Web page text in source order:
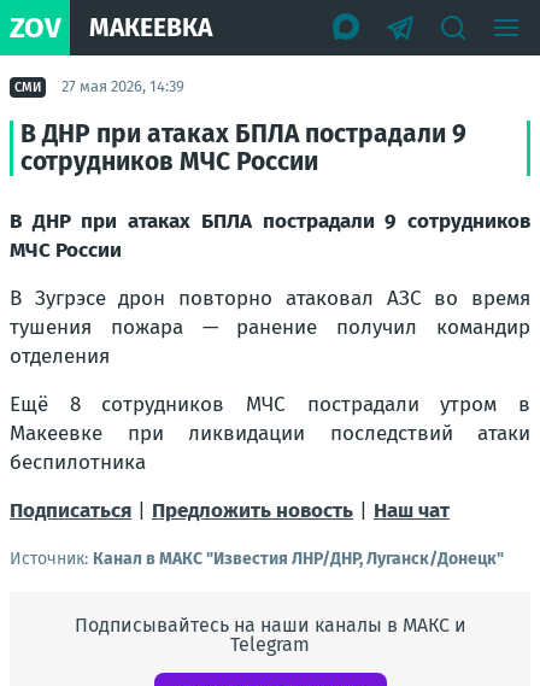
ZOV МАКЕЕВКА
СМИ 27 мая 2026, 14:39
В ДНР при атаках БПЛА пострадали 9
сотрудников МЧС России
В ДНР при атаках БПЛА пострадали 9 сотрудников
МЧС России
В Зугрэсе дрон повторно атаковал АЗС во время
тушения пожара — ранение получил командир
отделения
Ещё 8 сотрудников МЧС пострадали утром в
Макеевке при ликвидации последствий атаки
беспилотника
Подписаться
Предложить новость Наш чат
Источник: Канал в МАКС "Известия ЛНР/ДНР, Луганск/Донецк"
Подписывайтесь на наши каналы в МАКС и
Telegram